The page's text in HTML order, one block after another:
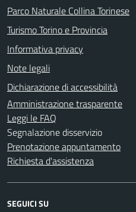
Parco Naturale Collina Torinese
Turismo Torino e Provincia
Informativa privacy
Note legali
Dichiarazione di accessibilità
Amministrazione trasparente
Leggi le FAQ
Segnalazione disservizio
Prenotazione appuntamento
Richiesta d'assistenza
SEGUICI SU